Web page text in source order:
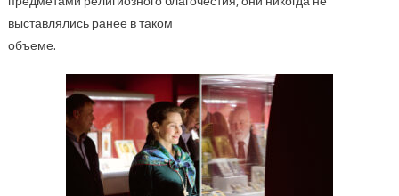
выставлялись ранее в таком
объеме.